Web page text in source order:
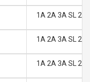
1A 2A 3A SL 2S
1A 2A 3A SL 2S
1A 2A 3A SL 2S